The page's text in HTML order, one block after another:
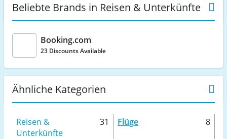
Beliebte Brands in Reisen & Unterkünfte
Booking.com
23 Discounts Available
Ähnliche Kategorien
Reisen &
Unterkünfte
31 Flüge 8